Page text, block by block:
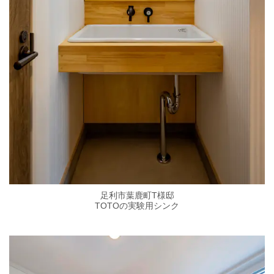
足利市葉鹿町T様邸
TOTOの実験用シンク